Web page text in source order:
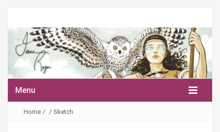
Menu
Home / / Sketch